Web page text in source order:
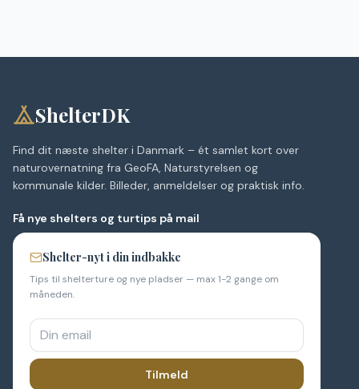
ShelterDK
Find dit næste shelter i Danmark – ét samlet kort over
naturovernatning fra GeoFA, Naturstyrelsen og
kommunale kilder. Billeder, anmeldelser og praktisk info.
Få nye shelters og turtips på mail
Shelter-nyt i din indbakke
Tips til shelterture og nye pladser — max 1-2 gange om
måneden.
Tilmeld